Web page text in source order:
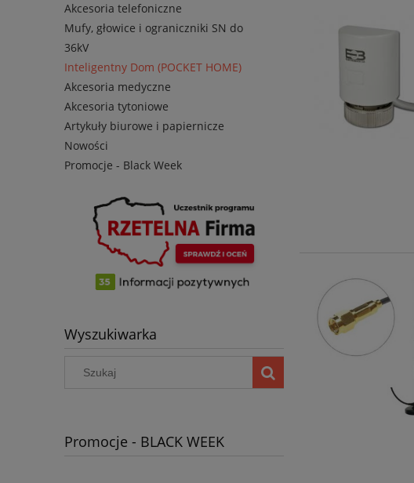
Akcesoria telefoniczne
Mufy, głowice i ograniczniki SN do
36kV
Inteligentny Dom (POCKET HOME)
Akcesoria medyczne
Akcesoria tytoniowe
Artykuły biurowe i papiernicze
Nowości
Promocje - Black Week
Wyszukiwarka
Promocje - BLACK WEEK